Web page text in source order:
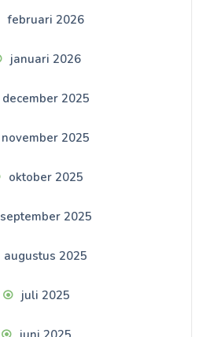
februari 2026
januari 2026
december 2025
november 2025
oktober 2025
september 2025
augustus 2025
juli 2025